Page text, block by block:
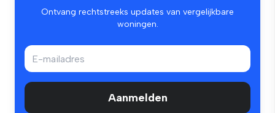
Ontvang rechtstreeks updates van vergelijkbare
woningen.
Aanmelden